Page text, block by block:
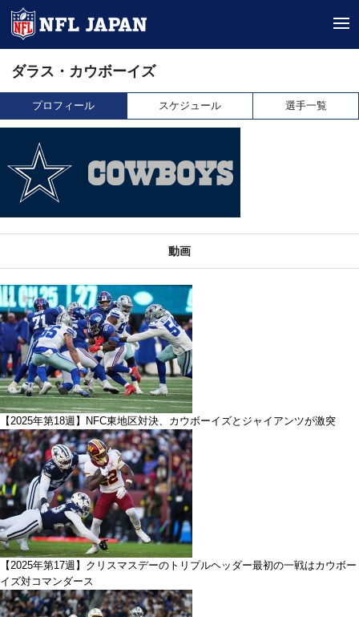
ダラス・カウボーイズ
プロフィール スケジュール 選手一覧
動画
【2025年第18週】NFC東地区対決、カウボーイズとジャイアンツが激突
【2025年第17週】クリスマスデーのトリプルヘッダー最初の一戦はカウボー
イズ対コマンダース